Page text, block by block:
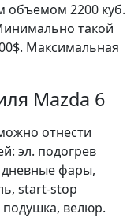
объемом 2200 куб.
такой
Максимальная
Mazda 6
отнести
эл. подогрев
дневные фары,
start-stop
подушка, велюр.